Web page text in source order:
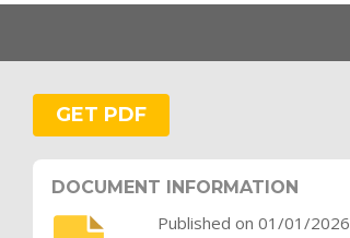
GET PDF
DOCUMENT INFORMATION
Published on 01/01/2026